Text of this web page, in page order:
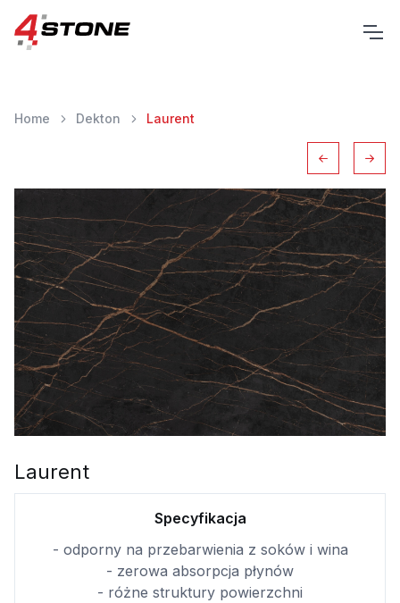
Home Dekton Laurent
Laurent
Specyfikacja
- odporny na przebarwienia z soków i wina
- zerowa absorpcja płynów
- różne struktury powierzchni